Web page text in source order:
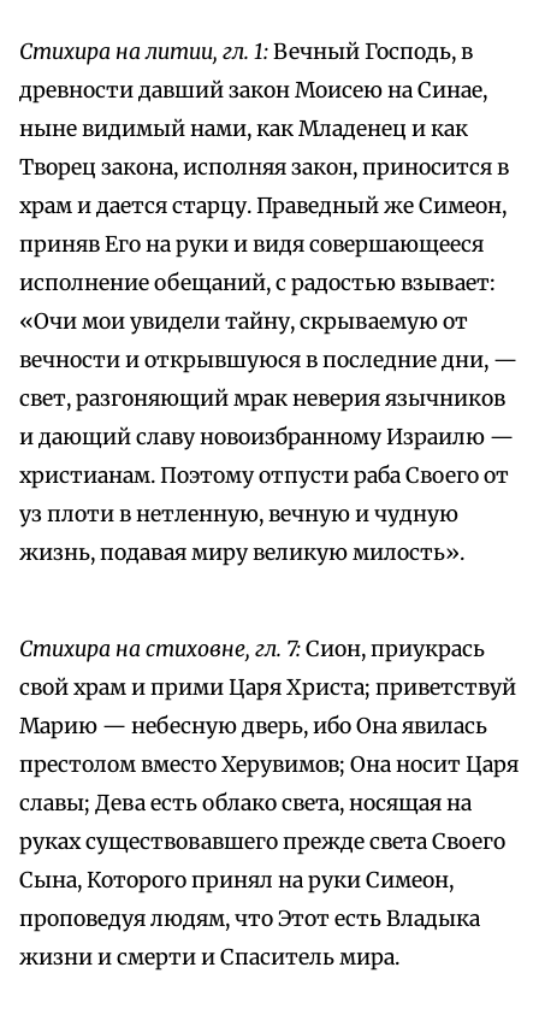
Стихира на литии, гл. 1:Вечный Господь, в
древности давший закон Моисею на Синае,
ныне видимый нами, как Младенец и как
Творец закона, исполняя закон, приносится в
храм и дается старцу. Праведный же Симеон,
приняв Его на руки и видя совершающееся
исполнение обещаний, с радостью взывает:
«Очи мои увидели тайну, скрываемую от
вечности и открывшуюся в последние дни, —
свет, разгоняющий мрак неверия язычников
и дающий славу новоизбранному Израилю —
христианам. Поэтому отпусти раба Своего от
уз плоти в нетленную, вечную и чудную
жизнь, подавая миру великую милость».
Стихира на стиховне, гл. 7:Сион, приукрась
свой храм и прими Царя Христа; приветствуй
Марию — небесную дверь, ибо Она явилась
престолом вместо Херувимов; Она носит Царя
славы; Дева есть облако света, носящая на
руках существовавшего прежде света Своего
Сына, Которого принял на руки Симеон,
проповедуя людям, что Этот есть Владыка
жизни и смерти и Спаситель мира.